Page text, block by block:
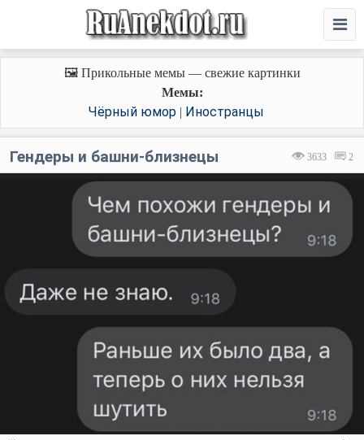
🖼️ Прикольные мемы — свежие картинки
Мемы:
Чёрный юмор| Иностранцы
3633 2
Гендеры и башни-близнецы